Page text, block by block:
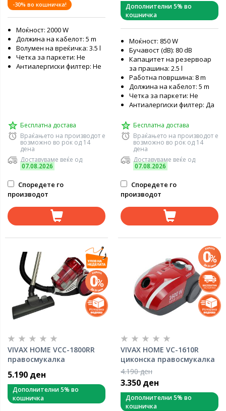
-30% во кошничка!
Моќност: 2000 W
Должина на кабелот: 5 m
Волумен на вреќичка: 3.5 l
Четка за паркети: Не
Антиалергиски филтер: Не
Бесплатна достава
Враќањето на производот е
возможно во рок од 14
дена
Доставуваме веќе од
07.08.2026
Споредете го
производот
Дополнителни 5% во
кошничка
Моќност: 850 W
Бучавост (dB): 80 dB
Капацитет на резервоар
за прашина: 2.5 l
Работна површина: 8 m
Должина на кабелот: 5 m
Четка за паркети: Не
Антиалергиски филтер: Да
Бесплатна достава
Враќањето на производот е
возможно во рок од 14
дена
Доставуваме веќе од
07.08.2026
Споредете го
производот
VIVAX HOME VCC-1800RR
правосмукалка
5.190 ден
Дополнителни 5% во
кошничка
VIVAX HOME VC-1610R
циконска правосмукалка
4.190 ден
3.350 ден
Дополнителни 5% во
кошничка